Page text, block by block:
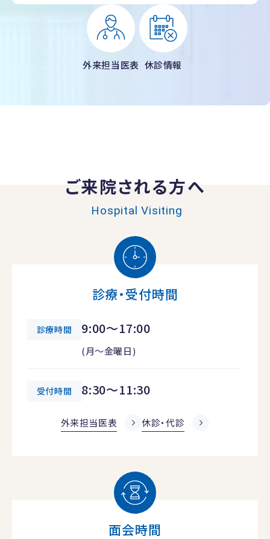
外来担当医表 休診情報
ご来院される方へ
Hospital Visiting
診療・受付時間
診療時間 9:00～17:00
(月～金曜日)
受付時間 8:30～11:30
外来担当医表 休診・代診
面会時間